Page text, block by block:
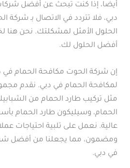
أيضا، إذا كنت تبحث عن أفضل
دبي، فلا تتردد في الاتصال بـ
الحلول الأمثل لمشكلتك. نحن هنا
أفضل الحلول لك.
إن شركة الحوت مكافحة الحمام في
لمكافحة الحمام في دبي. نقدم
مثل تركيب طارد الحمام من
الحمام، وسيليكون طارد الحمام
عالية. نعمل على تلبية احتياجات
ومضمون، مما يجعلنا من أفضل
في دبي.